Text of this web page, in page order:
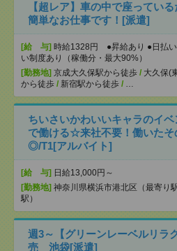
【超レア】車の中で座ってい
簡単なお仕事です！[派遣]
[給 与] 時給1328円 ●昇給あり ●日払
い制度あり（稼働分・最大90%）
[勤務地] 京成大久保駅から徒歩 / 大久保(
から徒歩 / 新宿駅から徒歩 / …
ちいさいかわいいキャラのイ
で働ける☆来社不要！働いたそ
◎/T1[アルバイト]
[給 与] 日給13,000円～
[勤務地] 神奈川県横浜市港北区（最寄り
駅）
週3～【グリーンレーベルリラ
売 池袋[派遣]